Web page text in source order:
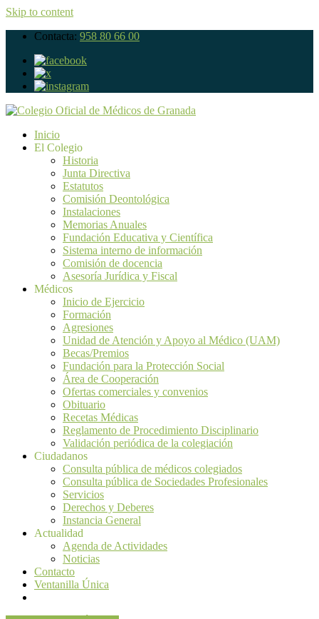
Skip to content
Contacta: 958 80 66 00
Inicio
El Colegio
Historia
Junta Directiva
Estatutos
Comisión Deontológica
Instalaciones
Memorias Anuales
Fundación Educativa y Científica
Sistema interno de información
Comisión de docencia
Asesoría Jurídica y Fiscal
Médicos
Inicio de Ejercicio
Formación
Agresiones
Unidad de Atención y Apoyo al Médico (UAM)
Becas/Premios
Fundación para la Protección Social
Área de Cooperación
Ofertas comerciales y convenios
Obituario
Recetas Médicas
Reglamento de Procedimiento Disciplinario
Validación periódica de la colegiación
Ciudadanos
Consulta pública de médicos colegiados
Consulta pública de Sociedades Profesionales
Servicios
Derechos y Deberes
Instancia General
Actualidad
Agenda de Actividades
Noticias
Contacto
Ventanilla Única